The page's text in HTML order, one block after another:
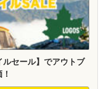
セール】でアウトブ